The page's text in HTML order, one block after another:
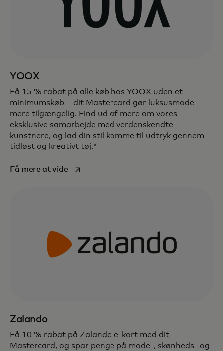
YOOX
Få 15 % rabat på alle køb hos YOOX uden et
minimumskøb – dit Mastercard gør luksusmode
mere tilgængelig. Find ud af mere om vores
eksklusive samarbejde med verdenskendte
kunstnere, og lad din stil komme til udtryk gennem
tidløst og kreativt tøj.*
Få mere at videopens in a new tab
Zalando
Få 10 % rabat på Zalando e-kort med dit
Mastercard, og spar penge på mode-, skønheds- og